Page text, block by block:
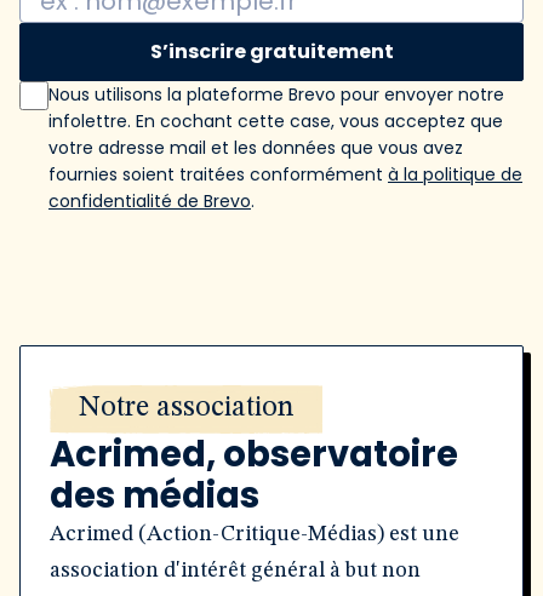
S’inscrire gratuitement
Nous utilisons la plateforme Brevo pour envoyer notre
infolettre. En cochant cette case, vous acceptez que
votre adresse mail et les données que vous avez
fournies soient traitées conformément à la politique de
confidentialité de Brevo.
Notre association
Acrimed, observatoire
des médias
Acrimed (Action-Critique-Médias) est une
association d'intérêt général à but non